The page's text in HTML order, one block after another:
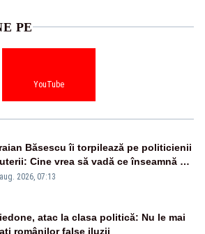
PE
YouTube
Băsescu îi torpilează pe politicienii
Cine vrea să vadă ce înseamnă să
prost, se uită la România
2026, 07:13
atac la clasa politică: Nu le mai
românilor false iluzii